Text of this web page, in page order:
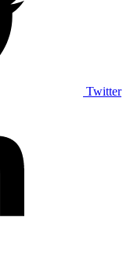
Twitter